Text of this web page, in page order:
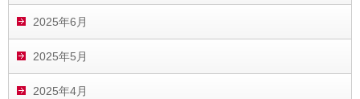
2025年6月
2025年5月
2025年4月